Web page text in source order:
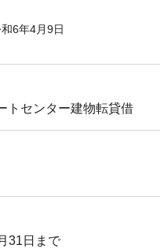
6年4月9日
トセンター建物転貸借
31日まで